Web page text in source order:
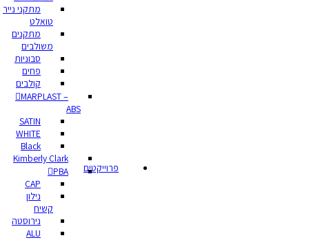
מתקני נייר
טואלט
מתקנים
משולבים
סבוניות
פחים
קולבים
MARPLAST –
ABS
SATIN
WHITE
Black
Kimberly Clark
PBA
CAP
נילון
קשיח
נירוסטה
ALU
פרוייקטים